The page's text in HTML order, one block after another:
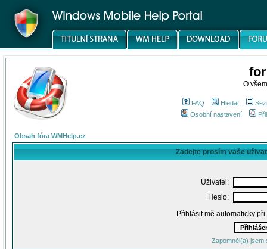
O
FAQ Hledat
Osobní nastavení
Obsah fóra WMHelp.cz
Zadejte prosím vaše
Uživatel:
Heslo:
Přihlásit mě automaticky
Zapomněl(a) jsem